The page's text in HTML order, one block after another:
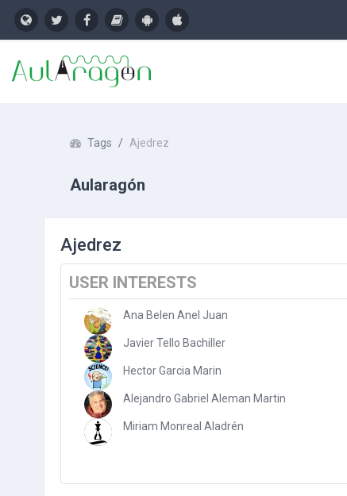
Tags Ajedrez
Aularagón
Ajedrez
USER INTERESTS
Ana Belen Anel Juan
Javier Tello Bachiller
Hector Garcia Marin
Alejandro Gabriel Aleman Martin
Miriam Monreal Aladrén